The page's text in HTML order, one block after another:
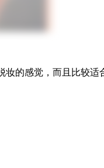
妆的感觉，而且比较适